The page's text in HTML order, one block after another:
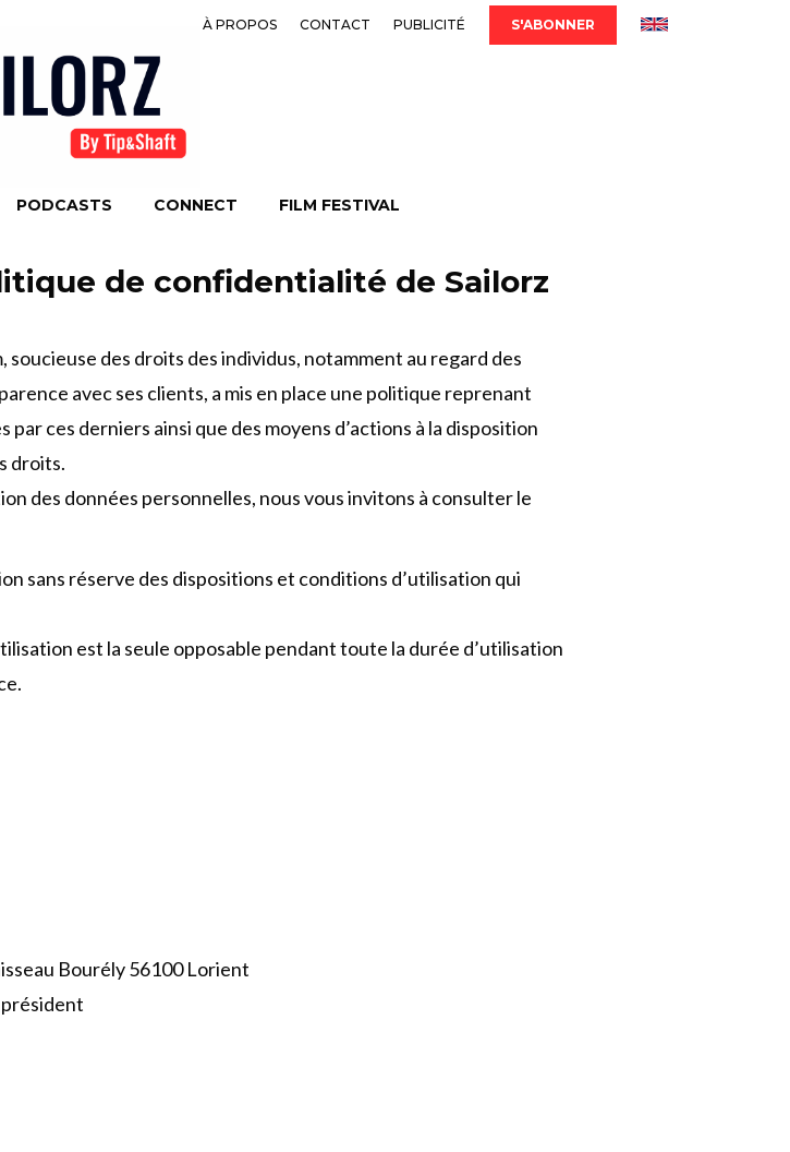
À PROPOS CONTACT PUBLICITÉ S'ABONNER
PODCASTS CONNECT FILM FESTIVAL
de confidentialité de Sailorz
des droits des individus, notamment au regard des
avec ses clients, a mis en place une politique reprenant
ces derniers ainsi que des moyens d’actions à la disposition
droits.
des données personnelles, nous vous invitons à consulter le
sans réserve des dispositions et conditions d’utilisation qui
est la seule opposable pendant toute la durée d’utilisation
Bourély 56100 Lorient